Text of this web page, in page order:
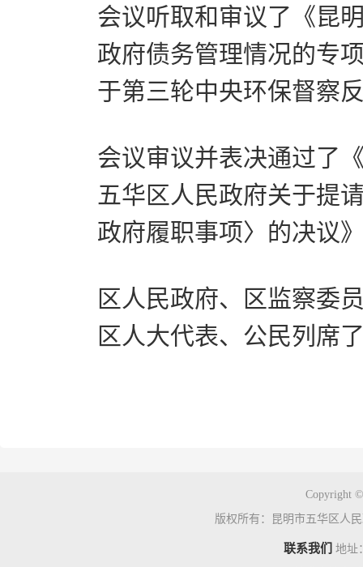
会议听取和审议了《昆
政府债务管理情况的专
于第三轮中央环保督察
会议审议并表决通过了
五华区人民政府关于提
政府履职事项〉的决议
区人民政府、区监察委
区人大代表、公民列席
Copyright
版权所有：昆明市五华区人
联系我们 地址